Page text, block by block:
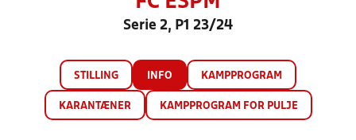
Serie 2, P1 23/24
STILLING INFO KAMPPROGRAM
KARANTÆNER KAMPPROGRAM FOR PULJE